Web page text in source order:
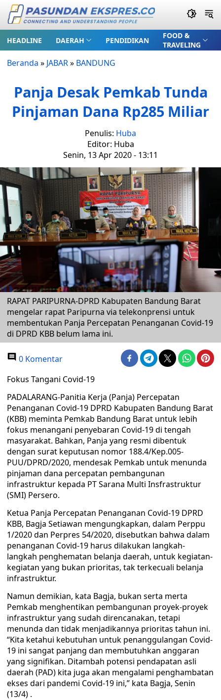
HEADLINE DAERAH PENDIDIKAN
FOOD &
TRAVELING
Beranda » JABAR» BANDUNG
Panja Desak Pemkab Tunda
Pinjaman Dana Rp285 Miliar
Penulis: Huba
Editor: Huba
Senin, 13 Apr 2020 - 13:11
RAPAT PARIPURNA-DPRD Kabupaten Bandung Barat
mengelar rapat Paripurna via telekonprensi untuk
membentukan Panja Percepatan Penanganan Covid-19
di DPRD KBB belum lama ini.
0 Komentar
Fokus Tangani Covid-19
PADALARANG-Panitia Kerja (Panja) Percepatan
Penanganan Covid-19 DPRD Kabupaten Bandung Barat
(KBB) meminta Pemkab Bandung Barat untuk lebih
fokus menangani penyebaran Covid-19 di tengah
masyarakat. Bahkan, Panja yang resmi dibentuk
dengan surat keputusan nomor 188.4/Kep.005-
PUU/DPRD/2020, mendesak Pemkab untuk menunda
pinjaman dana percepatan pembangunan
infrastruktur kepada PT Sarana Multi Insfrastruktur
(SMI) Persero.
Ketua Panja Percepatan Penanganan Covid-19 DPRD
KBB, Bagja Setiawan mengungkapkan, dalam Perppu
1/2020 dan Perpres 54/2020, disebutkan bahwa dalam
penanganan Covid-19 harus dilakukan langkah-
langkah penghematan belanja daerah, untuk kegiatan-
kegiatan yang bukan prioritas, tak terkecuali belanja
infrastruktur.
Namun demikian, kata Bagja, bukan serta merta
Pemkab menghentikan pembangunan proyek-proyek
infrastruktur yang sudah direncanakan, tetapi
menunda dan tidak menjadikannya prioritas tahun ini.
“Kita ketahui kebutuhan untuk penanggulangan Covid-
19 ini sangat panjang dan membutuhkan anggaran
yang signifikan. Ditambah potensi pendapatan asli
daerah (PAD) kita juga akan mengalami penghambatan
ekses dari pandemi Covid-19 ini,” kata Bagja, Senin
(13/4) .